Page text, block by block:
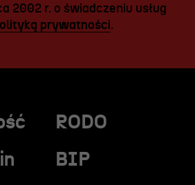
2002 r. o świadczeniu usług
prywatności.
RODO
BIP